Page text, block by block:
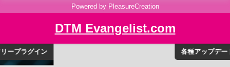
Powered by PleasureCreation
DTM Evangelist.com
各種アップデート・OS対応情報